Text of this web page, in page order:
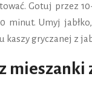
Gotuj przez
minut. Umyj
kaszy gryczanej z
mieszanki